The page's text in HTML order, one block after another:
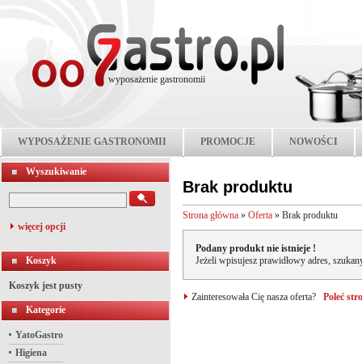
wyposażenie gastronomii
WYPOSAŻENIE GASTRONOMII PROMOCJE NOWOŚCI
Wyszukiwanie
więcej opcji
Koszyk
Koszyk jest pusty
Kategorie
YatoGastro
Higiena
Brak produktu
Strona główna » Oferta » Brak produktu
Podany produkt nie istnieje !
Jeżeli wpisujesz prawidłowy adres,
Zainteresowała Cię nasza oferta? Poleć